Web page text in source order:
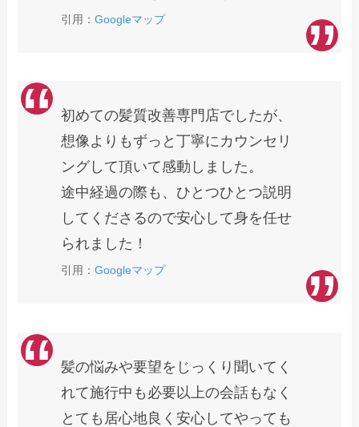
引用：Googleマップ
初めての髪質改善専門店でしたが、
想像よりもずっと丁寧にカウンセリ
ングして頂いて感動しました。
途中経過の際も、ひとつひとつ説明
してくださるので安心して身を任せ
られました！
引用：Googleマップ
髪の悩みや要望をじっくり聞いてく
れて施行中も必要以上の会話もなく
とても居心地良く安心してやっても